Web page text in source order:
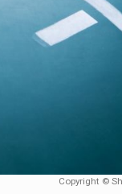
ROMANIA
peste 500 de
de transport
GT Copyright ©